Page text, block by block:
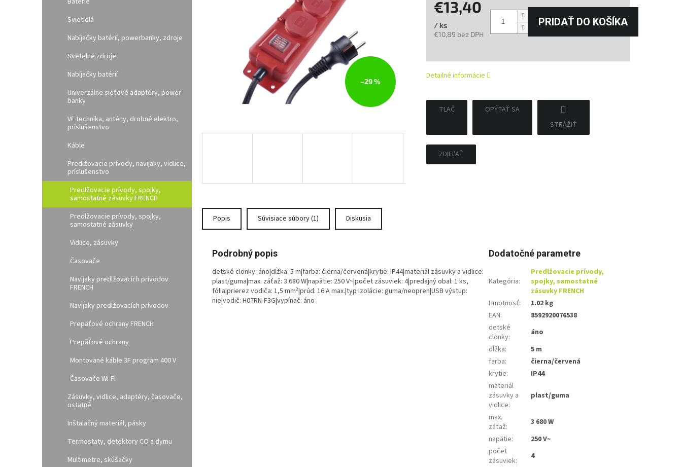
Svietidlá
Nabíjačky batérií, powerbanky, zdroje
Svetelné zdroje
Nabíjačky batérií
Univerzálne sieťové adaptéry, power
banky
VF technika, antény, drobné elektro,
príslušenstvo
Káble
Predlžovacie prívody, navijaky, vidlice,
príslušenstvo
Predlžovacie prívody, spojky,
samostatné zásuvky FRENCH
Predlžovacie prívody, spojky,
samostatné zásuvky
Vidlice, zásuvky
Časovače
Navijaky predlžovacích prívodov
FRENCH
Navijaky predlžovacích prívodov
Prepäťové ochrany FRENCH
Prepäťové ochrany
Montované káble 3F program 400 V
Časovače Wi-Fi
Zásuvky, vidlice, adaptéry, časovače,
ostatné
Inštalačný materiál, pásky
Termostaty, detektory CO a dymu
Multimetre, skúšačky
–29 %
€13,40
/ ks
€10,89 bez DPH
PRIDAŤ DO KOŠÍKA
Detailné informácie
TLAČ
OPÝTAŤ SA
STRÁŽIŤ
ZDIEĽAŤ
Popis Súvisiace súbory (1) Diskusia
Podrobný popis
detské clonky: áno|dĺžka: 5 m|farba: čierna/červená|krytie: IP44|materiál zásuvky a vidlice:
plast/guma|max. záťaž: 3 680 W|napätie: 250 V~|počet zásuviek: 4|predajný obal: 1 ks,
fólia|prierez vodiča: 1,5 mm²|prúd: 16 A max.|typ izolácie: guma/neopren|USB výstup:
nie|vodič: H07RN-F3G|vypínač: áno
Dodatočné parametre
Kategória:
Predlžovacie prívody,
spojky, samostatné
zásuvky FRENCH
Hmotnosť:
1.02 kg
EAN:
8592920076538
detské
clonky:
áno
dĺžka:
5 m
farba:
čierna/červená
krytie:
IP44
materiál
zásuvky a
vidlice:
plast/guma
max.
záťaž:
3 680 W
napätie:
250 V~
počet
zásuviek:
4